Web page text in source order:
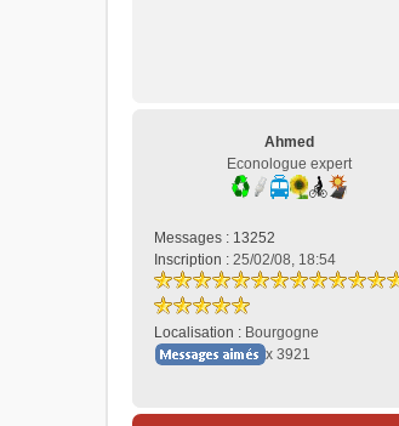
Ahmed
Econologue expert
Messages : 13252
Inscription : 25/02/08, 18:54
Localisation : Bourgogne
x 3921